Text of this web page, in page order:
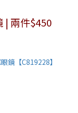
| 兩件$450